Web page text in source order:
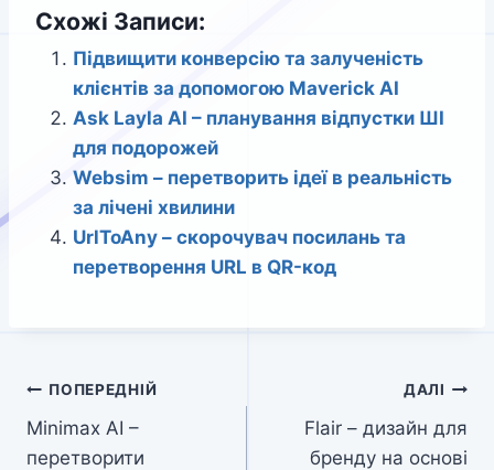
Схожі Записи:
Підвищити конверсію та залученість
клієнтів за допомогою Maverick AI
Ask Layla AI – планування відпустки ШІ
для подорожей
Websim – перетворить ідеї в реальність
за лічені хвилини
UrlToAny – скорочувач посилань та
перетворення URL в QR-код
Навігація
записів
ПОПЕРЕДНІЙ
Minimax AI –
перетворити
ДАЛІ
Flair – дизайн для
бренду на основі